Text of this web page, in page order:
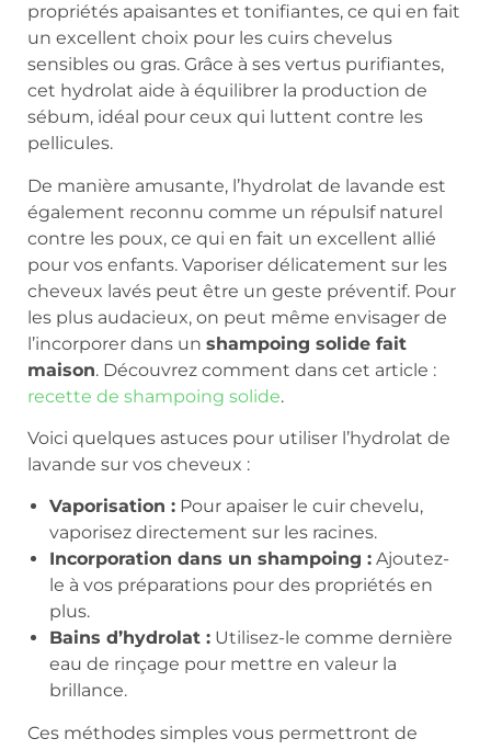
propriétés apaisantes et tonifiantes, ce qui en fait
un excellent choix pour les cuirs chevelus
sensibles ou gras. Grâce à ses vertus purifiantes,
cet hydrolat aide à équilibrer la production de
sébum, idéal pour ceux qui luttent contre les
pellicules.
De manière amusante, l’hydrolat de lavande est
également reconnu comme un répulsif naturel
contre les poux, ce qui en fait un excellent allié
pour vos enfants. Vaporiser délicatement sur les
cheveux lavés peut être un geste préventif. Pour
les plus audacieux, on peut même envisager de
l’incorporer dans un shampoing solide fait
maison. Découvrez comment dans cet article :
recette de shampoing solide.
Voici quelques astuces pour utiliser l’hydrolat de
lavande sur vos cheveux :
Vaporisation : Pour apaiser le cuir chevelu,
vaporisez directement sur les racines.
Incorporation dans un shampoing : Ajoutez-
le à vos préparations pour des propriétés en
plus.
Bains d’hydrolat : Utilisez-le comme dernière
eau de rinçage pour mettre en valeur la
brillance.
Ces méthodes simples vous permettront de